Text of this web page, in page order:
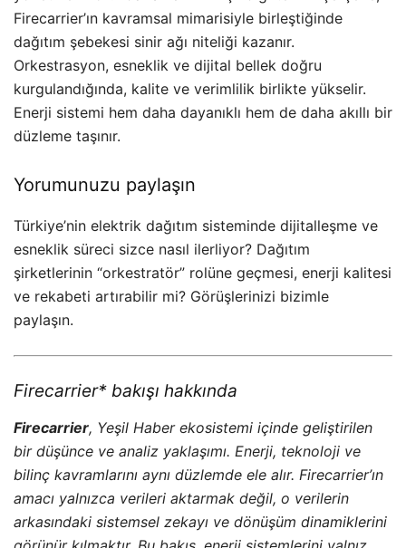
Firecarrier’ın kavramsal mimarisiyle birleştiğinde
dağıtım şebekesi sinir ağı niteliği kazanır.
Orkestrasyon, esneklik ve dijital bellek doğru
kurgulandığında, kalite ve verimlilik birlikte yükselir.
Enerji sistemi hem daha dayanıklı hem de daha akıllı bir
düzleme taşınır.
Yorumunuzu paylaşın
Türkiye’nin elektrik dağıtım sisteminde dijitalleşme ve
esneklik süreci sizce nasıl ilerliyor? Dağıtım
şirketlerinin “orkestratör” rolüne geçmesi, enerji kalitesi
ve rekabeti artırabilir mi? Görüşlerinizi bizimle
paylaşın.
Firecarrier* bakışı hakkında
Firecarrier, Yeşil Haber ekosistemi içinde geliştirilen
bir düşünce ve analiz yaklaşımı. Enerji, teknoloji ve
bilinç kavramlarını aynı düzlemde ele alır. Firecarrier’ın
amacı yalnızca verileri aktarmak değil, o verilerin
arkasındaki sistemsel zekayı ve dönüşüm dinamiklerini